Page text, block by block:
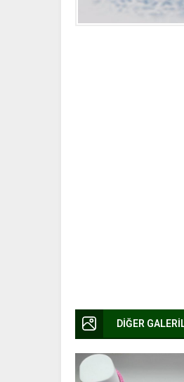
DİĞER